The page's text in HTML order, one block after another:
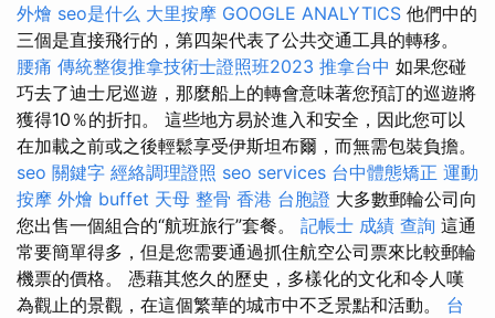
外燴 seo是什么 大里按摩 GOOGLE ANALYTICS 他們中的
三個是直接飛行的，第四架代表了公共交通工具的轉移。
腰痛 傳統整復推拿技術士證照班2023 推拿台中 如果您碰
巧去了迪士尼巡遊，那麼船上的轉會意味著您預訂的巡遊將
獲得10％的折扣。 這些地方易於進入和安全，因此您可以
在加載之前或之後輕鬆享受伊斯坦布爾，而無需包裝負擔。
seo 關鍵字 經絡調理證照 seo services 台中體態矯正 運動
按摩 外燴 buffet 天母 整骨 香港 台胞證 大多數郵輪公司向
您出售一個組合的“航班旅行”套餐。 記帳士 成績 查詢 這通
常要簡單得多，但是您需要通過抓住航空公司票來比較郵輪
機票的價格。 憑藉其悠久的歷史，多樣化的文化和令人嘆
為觀止的景觀，在這個繁華的城市中不乏景點和活動。 台